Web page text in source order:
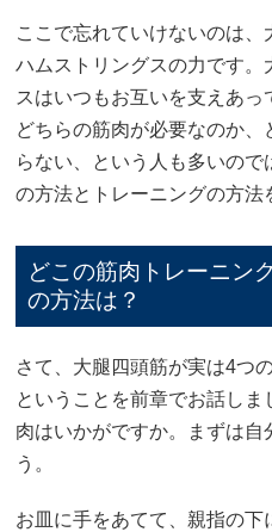
ここで忘れていけないのは
ハムストリングスの力です
スはいつもお互いを支えあ
どちらの筋肉が必要なのか
らない、という人も多いの
の方法とトレーニングの方法
どこの筋肉トレーニン
の方法は？
さて、大腿四頭筋が実は4つ
ということを前章でお話し
肉はいかがですか。まずは自
う。
お皿に手をあてて、親指の